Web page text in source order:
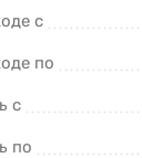
с
по
с
по